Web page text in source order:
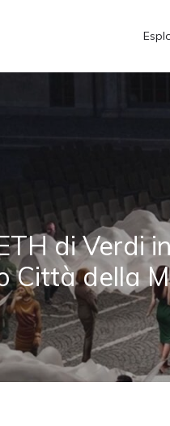
di Verdi
Città della